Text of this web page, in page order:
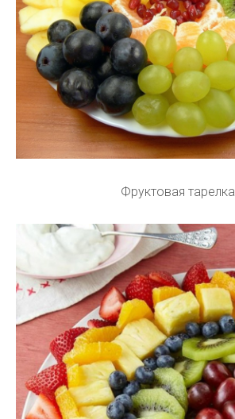
Фруктовая тарелка